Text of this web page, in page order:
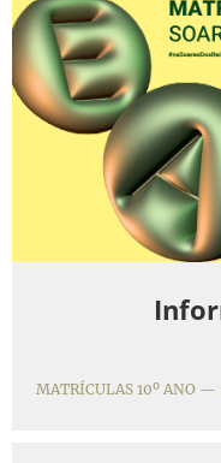
MATRÍCULAS 10º ANO